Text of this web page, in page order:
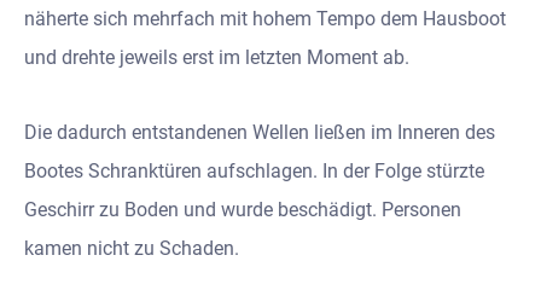
näherte sich mehrfach mit hohem Tempo dem Hausboot
und drehte jeweils erst im letzten Moment ab.
Die dadurch entstandenen Wellen ließen im Inneren des
Bootes Schranktüren aufschlagen. In der Folge stürzte
Geschirr zu Boden und wurde beschädigt. Personen
kamen nicht zu Schaden.